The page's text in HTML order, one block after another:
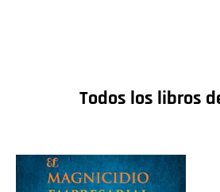
Todos los libros